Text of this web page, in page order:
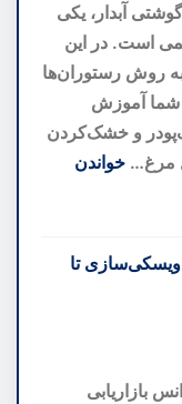
آبدار، یکی
است. در این
روش رستوران‌ها
شما آموزش
و خشک‌کردن
مرغ… خواندن
ویسکی‌سازی تا
بازاریابی